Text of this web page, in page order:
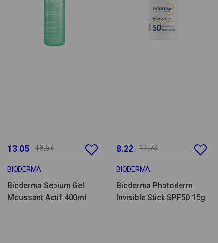
13.05 18.64
BIODERMA
Bioderma Sebium Gel
Moussant Actif 400ml
8.22 11.74
BIODERMA
Bioderma Photoderm
Invisible Stick SPF50 15g